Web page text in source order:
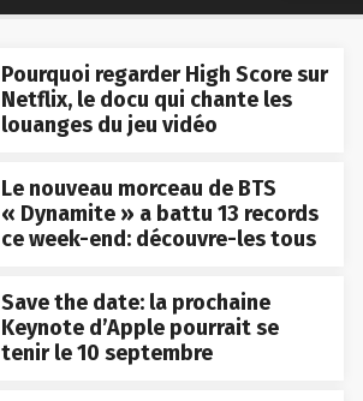
Pourquoi regarder High Score sur
Netflix, le docu qui chante les
louanges du jeu vidéo
Le nouveau morceau de BTS
« Dynamite » a battu 13 records
ce week-end: découvre-les tous
Save the date: la prochaine
Keynote d’Apple pourrait se
tenir le 10 septembre